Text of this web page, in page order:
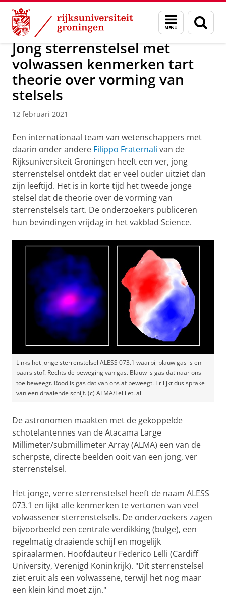
Skip
Content
Skip
Navigation
Menu
en
zoeken
Onderzoek Kapteyn Instituut Agenda en Nieuws
Jong sterrenstelsel met
volwassen kenmerken tart
theorie over vorming van
stelsels
12 februari 2021
Een internationaal team van wetenschappers met
daarin onder andere Filippo Fraternali van de
Rijksuniversiteit Groningen heeft een ver, jong
sterrenstelsel ontdekt dat er veel ouder uitziet dan
zijn leeftijd. Het is in korte tijd het tweede jonge
stelsel dat de theorie over de vorming van
sterrenstelsels tart. De onderzoekers publiceren
hun bevindingen vrijdag in het vakblad Science.
Links het jonge sterrenstelsel ALESS 073.1 waarbij blauw gas is en
paars stof. Rechts de beweging van gas. Blauw is gas dat naar ons
toe beweegt. Rood is gas dat van ons af beweegt. Er lijkt dus sprake
van een draaiende schijf. (c) ALMA/Lelli et. al
De astronomen maakten met de gekoppelde
schotelantennes van de Atacama Large
Millimeter/submillimeter Array (ALMA) een van de
scherpste, directe beelden ooit van een jong, ver
sterrenstelsel.
Het jonge, verre sterrenstelsel heeft de naam ALESS
073.1 en lijkt alle kenmerken te vertonen van veel
volwassener sterrenstelsels. De onderzoekers zagen
bijvoorbeeld een centrale verdikking (bulge), een
regelmatig draaiende schijf en mogelijk
spiraalarmen. Hoofdauteur Federico Lelli (Cardiff
University, Verenigd Koninkrijk). "Dit sterrenstelsel
ziet eruit als een volwassene, terwijl het nog maar
een klein kind moet zijn."